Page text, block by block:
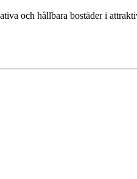
och hållbara bostäder i